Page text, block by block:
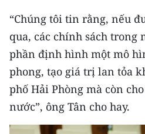
TIN MỚI
TIN ĐỊA PHƯƠNG
Trung du và miền núi phía
Đồng bằng sông Hồng
Bắc Trung Bộ
“Chúng tôi tin rằng, nếu
qua, các chính sách trong
phần định hình một mô
phong, tạo giá trị lan tỏa
phố Hải Phòng mà còn
nước”, ông Tân cho hay.